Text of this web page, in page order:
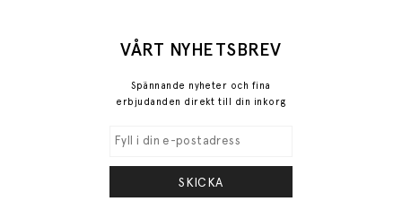
VÅRT NYHETSBREV
Spännande nyheter och fina
erbjudanden direkt till din inkorg
SKICKA